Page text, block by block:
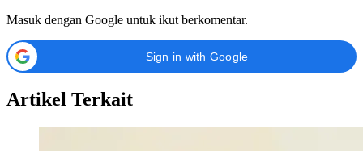
Masuk dengan Google untuk ikut berkomentar.
Sign in with Google
Artikel Terkait